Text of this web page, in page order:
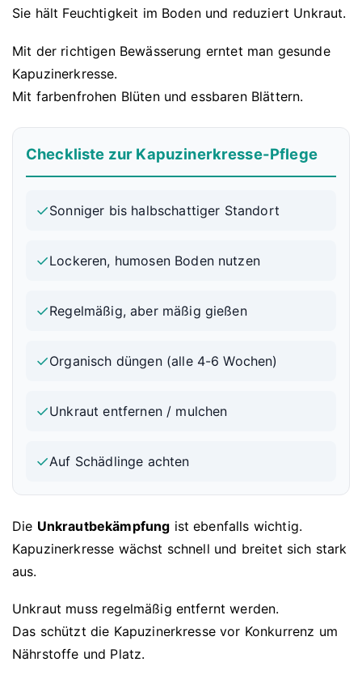
Sie hält Feuchtigkeit im Boden und reduziert Unkraut.
Mit der richtigen Bewässerung erntet man gesunde
Kapuzinerkresse.
Mit farbenfrohen Blüten und essbaren Blättern.
Checkliste zur Kapuzinerkresse-Pflege
✓Sonniger bis halbschattiger Standort
✓Lockeren, humosen Boden nutzen
✓Regelmäßig, aber mäßig gießen
✓Organisch düngen (alle 4-6 Wochen)
✓Unkraut entfernen / mulchen
✓Auf Schädlinge achten
Die Unkrautbekämpfung ist ebenfalls wichtig.
Kapuzinerkresse wächst schnell und breitet sich stark
aus.
Unkraut muss regelmäßig entfernt werden.
Das schützt die Kapuzinerkresse vor Konkurrenz um
Nährstoffe und Platz.